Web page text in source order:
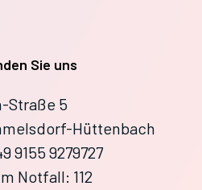
Sie uns
Straße 5
Hüttenbach
9155 9279727
Notfall: 112